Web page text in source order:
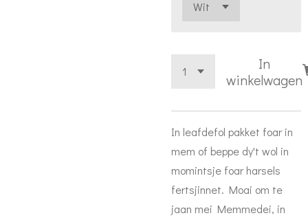
In
winkelwagen
In leafdefol pakket foar in
mem of beppe dy't wol in
momintsje foar harsels
fertsjinnet. Moai om te
jaan mei Memmedei, in